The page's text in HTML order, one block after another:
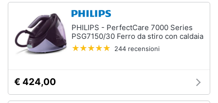
PHILIPS - PerfectCare 7000 Series
PSG7150/30 Ferro da stiro con caldaia
244 recensioni
€ 424,00